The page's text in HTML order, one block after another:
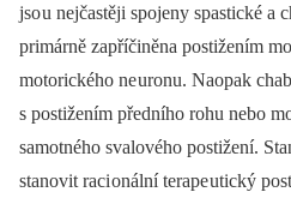
jso u nejčastěji spojeny spastické a
primárně zapříčiněna postižením
motorického ne uronu. Naopak
s postižením předního rohu nebo
samotného svalového postižení.
stanovit raci onální terape utický